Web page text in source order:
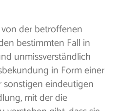
der betroffenen
bestimmten Fall in
unmissverständlich
in Form einer
sonstigen eindeutigen
mit der die